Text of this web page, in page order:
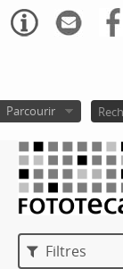
Parcourir
Filtres